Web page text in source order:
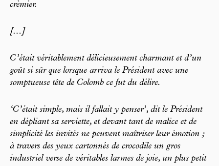
crèmier.
[...]
C’était véritablement délicieusement charmant et d’un
goût si sûr que lorsque arriva le Président avec une
somptueuse tête de Colomb ce fut du délire.
‘C’était simple, mais il fallait y penser’, dit le Président
en dépliant sa serviette, et devant tant de malice et de
simplicité les invités ne peuvent maîtriser leur émotion ;
à travers des yeux cartonnés de crocodile un gros
industriel verse de véritables larmes de joie, un plus petit